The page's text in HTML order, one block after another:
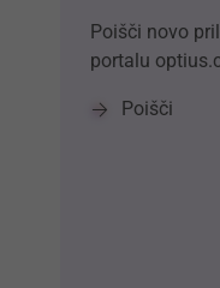
Poišči novo
portalu
Poišči